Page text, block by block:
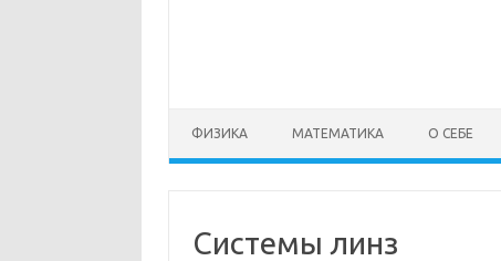
ФИЗИКА МАТЕМАТИКА О СЕБЕ
Системы линз